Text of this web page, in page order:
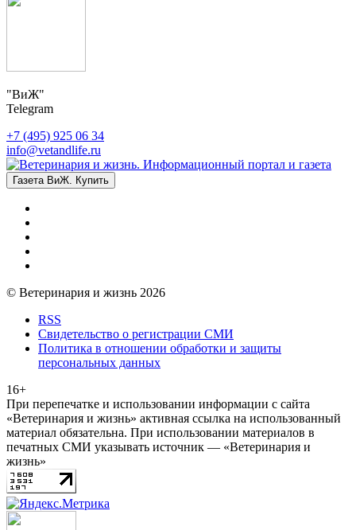
"ВиЖ"
Telegram
+7 (495) 925 06 34
info@vetandlife.ru
Газета ВиЖ. Купить
© Ветеринария и жизнь 2026
RSS
Свидетельство о регистрации СМИ
Политика в отношении обработки и защиты
персональных данных
16+
При перепечатке и использовании информации с сайта
«Ветеринария и жизнь» активная ссылка на использованный
материал обязательна. При использовании материалов в
печатных СМИ указывать источник — «Ветеринария и
жизнь»